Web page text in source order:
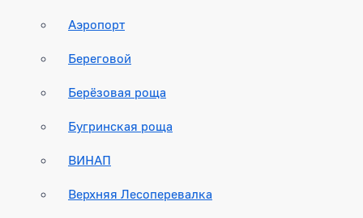
Аэропорт
Береговой
Берёзовая роща
Бугринская роща
ВИНАП
Верхняя Лесоперевалка